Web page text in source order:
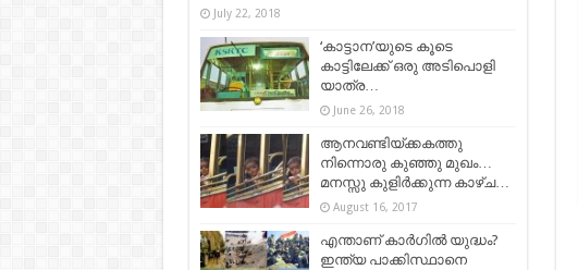
July 22, 2018
‘കാട്ടാന’യുടെ കൂടെ
കാട്ടിലേക്ക് ഒരു അടിപൊളി
യാത്ര…
June 26, 2018
ആനവണ്ടിയ്ക്കകത്തു
നിന്നൊരു കുഞ്ഞു മുഖം…
മനസ്സു കുളിര്‍ക്കുന്ന കാഴ്ച…
August 16, 2017
എന്താണ് കാർഗിൽ യുദ്ധം?
ഇന്ത്യ പാക്കിസ്ഥാനെ